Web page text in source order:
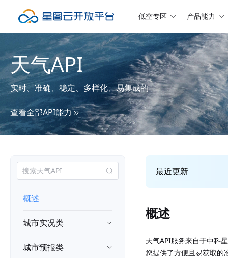
低空专区 产品能力
天气API
实时、准确、稳定、多样化、易集成的
查看全部API能力
概述
城市实况类
城市预报类
最近更新
概述
天气API服务来自于中科
您提供了方便且易获取的